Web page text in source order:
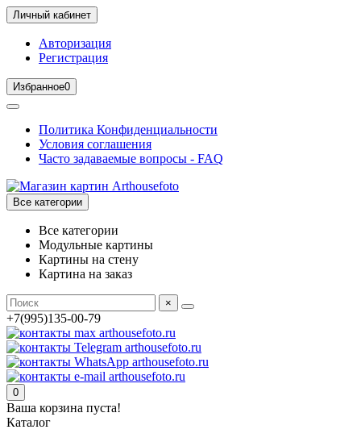
Личный кабинет
Авторизация
Регистрация
Избранное0
Политика Конфиденциальности
Условия соглашения
Часто задаваемые вопросы - FAQ
Все категории
Все категории
Модульные картины
Картины на стену
Картина на заказ
×
+7(995)135-00-79
0
Ваша корзина пуста!
Каталог